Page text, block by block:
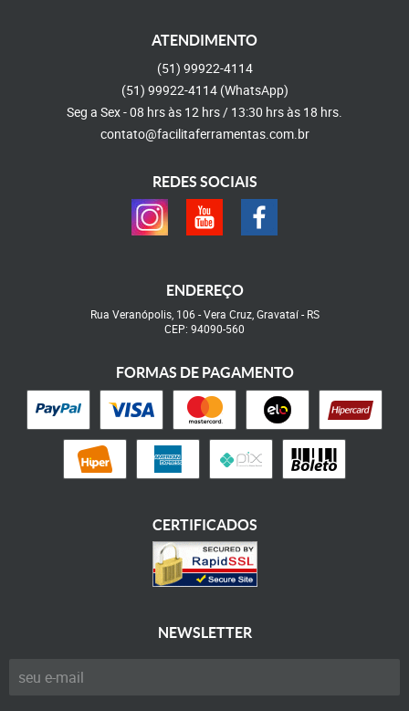
ATENDIMENTO
(51) 99922-4114
(51) 99922-4114 (WhatsApp)
Seg a Sex - 08 hrs às 12 hrs / 13:30 hrs às 18 hrs.
contato@facilitaferramentas.com.br
REDES SOCIAIS
ENDEREÇO
Rua Veranópolis, 106 -Vera Cruz, Gravataí- RS
CEP: 94090-560
FORMAS DE PAGAMENTO
CERTIFICADOS
NEWSLETTER